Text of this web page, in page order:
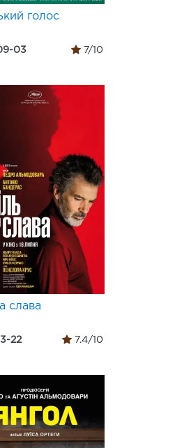
голос
03 7/10
слава
22 7.4/10